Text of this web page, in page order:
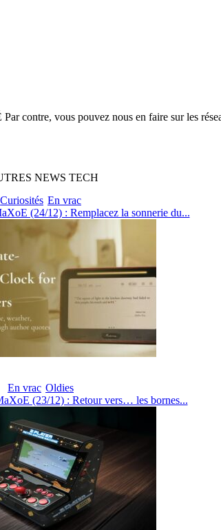
Par contre, vous pouvez nous en faire sur les
NEWS TECH
Curiosités En vrac
(24/12) : Remplacez la sonnerie du...
En vrac Oldies
(23/12) : Retour vers… les bornes...